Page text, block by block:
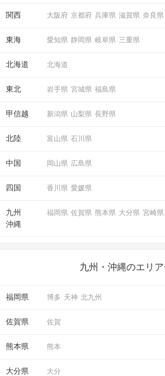
「もう一度お話したいです」と
事前に気持ちを伝えることで
気になったお相手へご投票ください♪
パーティー終了まで利用可能。
メールアドレスやLINE IDを送れます。
STEP5 結果発表
関西 大阪府 京都府 兵庫県 滋賀県 奈良県
東海 愛知県 静岡県 岐阜県 三重県
北海道 北海道
東北 岩手県 宮城県 福島県
甲信越 新潟県 山梨県 長野県
北陸 富山県 石川県
中国 岡山県 広島県
四国 香川県 愛媛県
九州
沖縄
福岡県 佐賀県 熊本県 大分県 宮崎県
九州・沖縄のエリ
福岡県 博多 天神 北九州
佐賀県 佐賀
熊本県 熊本
大分県 大分